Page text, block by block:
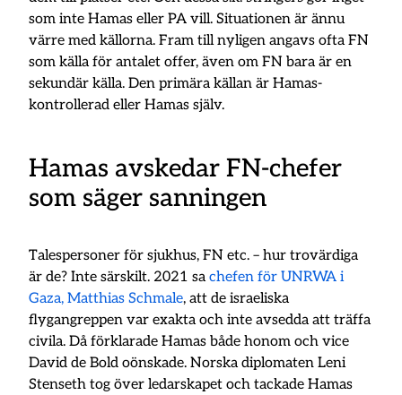
som inte Hamas eller PA vill. Situationen är ännu
värre med källorna. Fram till nyligen angavs ofta FN
som källa för antalet offer, även om FN bara är en
sekundär källa. Den primära källan är Hamas-
kontrollerad eller Hamas själv.
Hamas avskedar FN-chefer
som säger sanningen
Talespersoner för sjukhus, FN etc. – hur trovärdiga
är de? Inte särskilt. 2021 sachefen för UNRWA i
Gaza, Matthias Schmale, att de israeliska
flygangreppen var exakta och inte avsedda att träffa
civila. Då förklarade Hamas både honom och vice
David de Bold oönskade. Norska diplomaten Leni
Stenseth tog över ledarskapet och tackade Hamas